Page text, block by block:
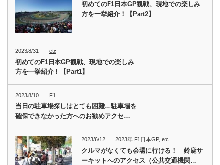
初めてのF1日本GP観戦、現地での楽しみ
方を一挙紹介！【Part2】
2023/8/31 etc
初めてのF1日本GP観戦、現地での楽しみ
方を一挙紹介！【Part1】
2023/8/10 F1
当日の駐車場探しはとても困難…駐車場を
確保できなかった方へのお勧めアクセ…
2023/6/12 2023年 F1日本GP,etc
クルマがなくても会場に行ける！ 鈴鹿サ
ーキットへのアクセス（公共交通機関…